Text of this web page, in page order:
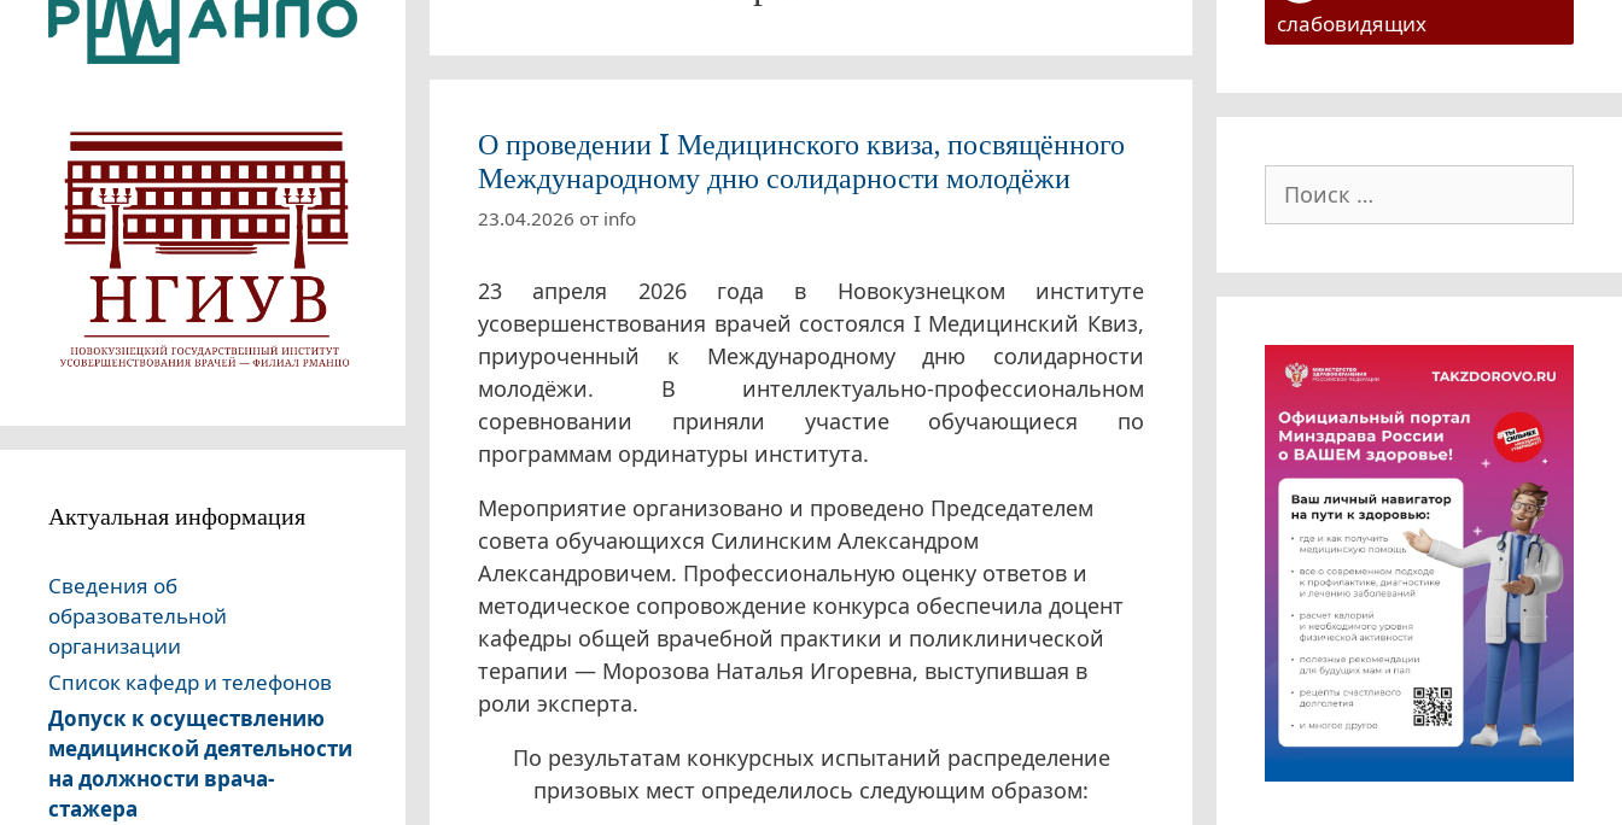
О проведении I Медицинского квиза, посвящённого
Международному дню солидарности молодёжи
23.04.2026 от info
23 апреля 2026 года в Новокузнецком институте
усовершенствования врачей состоялся I Медицинский Квиз,
приуроченный к Международному дню солидарности
молодёжи. В интеллектуально-профессиональном
соревновании приняли участие обучающиеся по
программам ординатуры института.
Мероприятие организовано и проведено Председателем
совета обучающихся Силинским Александром
Александровичем. Профессиональную оценку ответов и
методическое сопровождение конкурса обеспечила доцент
кафедры общей врачебной практики и поликлинической
терапии — Морозова Наталья Игоревна, выступившая в
роли эксперта.
По результатам конкурсных испытаний распределение
призовых мест определилось следующим образом:
Актуальная информация
Сведения об
образовательной
организации
Список кафедр и телефонов
Допуск к осуществлению
медицинской деятельности
на должности врача-
стажера
слабовидящих